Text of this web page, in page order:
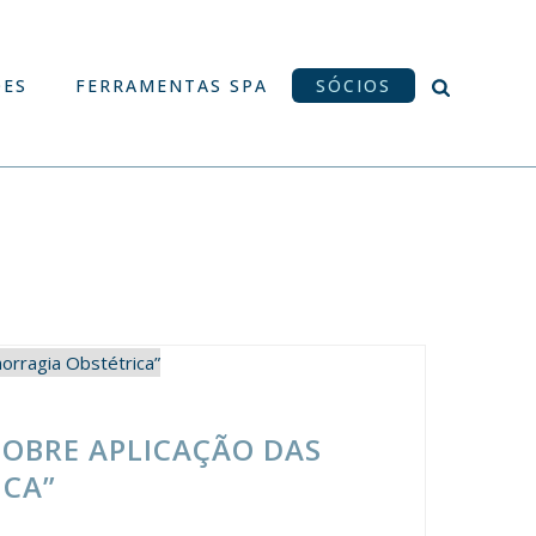
FERRAMENTAS SPA SÓCIOS
APLICAÇÃO DAS